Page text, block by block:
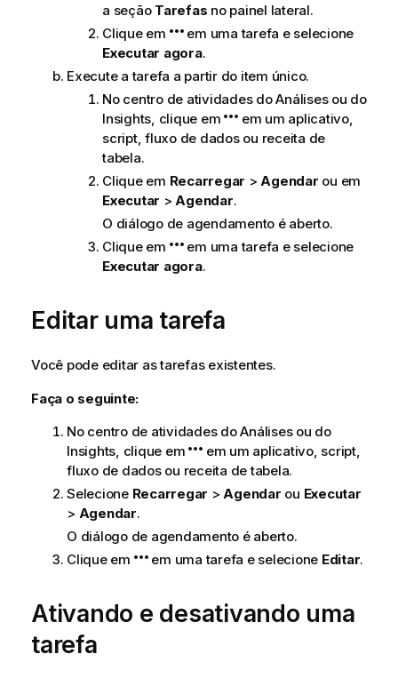
a
a seção Tarefas no painel lateral.
Clique em
em uma tarefa e selecione
Executar agora.
Execute a tarefa a partir do item único.
No centro de atividades doAnálisesou do
Insights, clique em
em um aplicativo,
script, fluxo de dados ou receita de
tabela.
Clique em Recarregar >Agendar ou em
Executar >Agendar.
O diálogo de agendamento é aberto.
Clique em
em uma tarefa e selecione
Executar agora.
Editar uma tarefa
Você pode editar as tarefas existentes.
Faça o seguinte:
No centro de atividades doAnálisesou do
Insights, clique em
em um aplicativo, script,
fluxo de dados ou receita de tabela.
Selecione Recarregar >Agendar ou Executar
> Agendar.
O diálogo de agendamento é aberto.
Clique em
em uma tarefa e selecione Editar.
Ativando e desativando uma
tarefa